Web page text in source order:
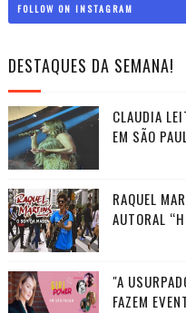
FOLLOW ON INSTAGRAM
DESTAQUES DA SEMANA!
CLAUDIA
EM SÃO
RAQUEL
AUTORAL
"A
FAZEM